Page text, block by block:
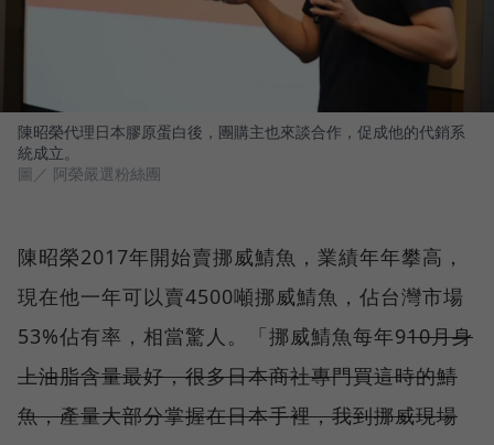
陳昭榮代理日本膠原蛋白後，團購主也來談合作，促成他的代銷系
統成立。
圖／ 阿榮嚴選粉絲團
陳昭榮2017年開始賣挪威鯖魚，業績年年攀高，
現在他一年可以賣4500噸挪威鯖魚，佔台灣市場
53%佔有率，相當驚人。「挪威鯖魚每年910月身
上油脂含量最好，很多日本商社專門買這時的鯖
魚，產量大部分掌握在日本手裡，我到挪威現場